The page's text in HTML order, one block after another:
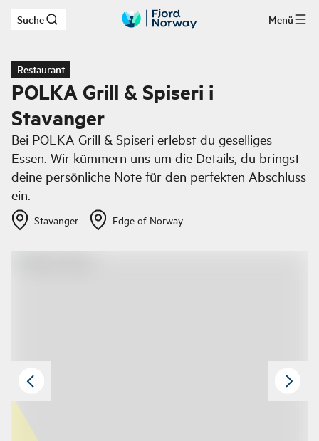
Zum Hauptinhalt
Suche Menü
Restaurant
POLKA Grill & Spiseri i
Stavanger
Bei POLKA Grill & Spiseri erlebst du geselliges
Essen. Wir kümmern uns um die Details, du bringst
deine persönliche Note für den perfekten Abschluss
ein.
Stavanger Edge of Norway